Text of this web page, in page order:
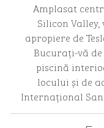
Amplasat
Silicon
apropiere de
Bucurați-vă
piscină
locului și de
Internațional San